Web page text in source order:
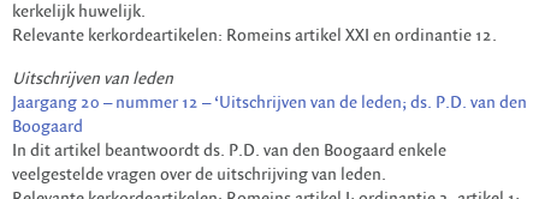
kerkelijk huwelijk.
Relevante kerkordeartikelen: Romeins artikel XXI en ordinantie 12.
Uitschrijven van leden
Jaargang 20 – nummer 12 – ‘Uitschrijven van de leden; ds. P.D. van den
Boogaard
In dit artikel beantwoordt ds. P.D. van den Boogaard enkele
veelgestelde vragen over de uitschrijving van leden.